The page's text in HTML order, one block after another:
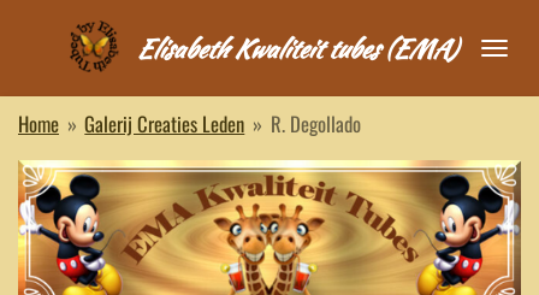
de
Elisabeth Kwaliteit tubes (EMA)
Home » Galerij Creaties Leden » R. Degollado